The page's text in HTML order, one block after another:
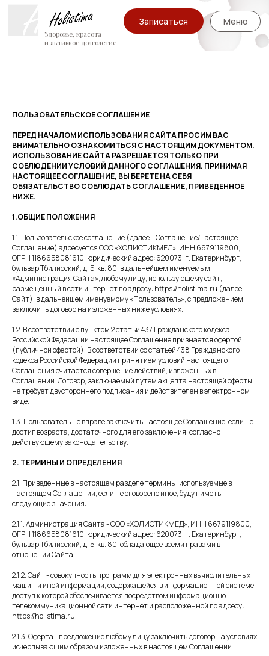
Записаться
Здоровье, красота
ПОЛЬЗОВАТЕЛЬСКОЕ СОГЛАШЕНИЕ
ПЕРЕД НАЧАЛОМ ИСПОЛЬЗОВАНИЯ САЙТА ПРОСИМ ВАС
ВНИМАТЕЛЬНО ОЗНАКОМИТЬСЯ С НАСТОЯЩИМ ДОКУМЕНТОМ.
ИСПОЛЬЗОВАНИЕ САЙТА РАЗРЕШАЕТСЯ ТОЛЬКО ПРИ
СОБЛЮДЕНИИ УСЛОВИЙ ДАННОГО СОГЛАШЕНИЯ. ПРИНИМАЯ
НАСТОЯЩЕЕ СОГЛАШЕНИЕ, ВЫ БЕРЕТЕ НА СЕБЯ
ОБЯЗАТЕЛЬСТВО СОБЛЮДАТЬ СОГЛАШЕНИЕ, ПРИВЕДЕННОЕ
НИЖЕ.
1.ОБЩИЕ ПОЛОЖЕНИЯ
1.1. Пользовательское соглашение (далее – Соглашение/настоящее
Соглашение) адресуется ООО «ХОЛИСТИКМЕД», ИНН 6679119800,
ОГРН 1186658081610, юридический адрес: 620073, г. Екатеринбург,
бульвар Тбилисский, д. 5, кв. 80, в дальнейшем именуемым
«Администрация Сайта», любому лицу, использующему сайт,
размещенный в сети интернет по адресу: https://holistima.ru (далее –
Сайт), в дальнейшем именуемому «Пользователь», с предложением
заключить договор на изложенных ниже условиях.
1.2. В соответствии с пунктом 2 статьи 437 Гражданского кодекса
Российской Федерации настоящее Соглашение признается офертой
(публичной офертой). В соответствии со статьей 438 Гражданского
кодекса Российской Федерации принятием условий настоящего
Соглашения считается совершение действий, изложенных в
Соглашении. Договор, заключаемый путем акцепта настоящей оферты,
не требует двустороннего подписания и действителен в электронном
виде.
1.3. Пользователь не вправе заключить настоящее Соглашение, если не
достиг возраста, достаточного для его заключения, согласно
действующему законодательству.
2. ТЕРМИНЫ И ОПРЕДЕЛЕНИЯ
2.1. Приведенные в настоящем разделе термины, используемые в
настоящем Соглашении, если не оговорено иное, будут иметь
следующие значения:
2.1.1. Администрация Сайта - ООО «ХОЛИСТИКМЕД», ИНН 6679119800,
ОГРН 1186658081610, юридический адрес: 620073, г. Екатеринбург,
бульвар Тбилисский, д. 5, кв. 80, обладающее всеми правами в
отношении Сайта.
2.1.2. Сайт - совокупность программ для электронных вычислительных
машин и иной информации, содержащейся в информационной системе,
доступ к которой обеспечивается посредством информационно-
телекоммуникационной сети интернет и расположенной по адресу:
https://holistima.ru.
2.1.3. Оферта - предложение любому лицу заключить договор на условиях
исчерпывающим образом изложенных в настоящем Соглашении.